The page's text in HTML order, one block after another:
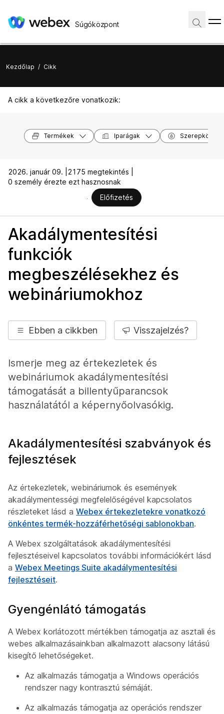
Súgóközpont
Kezdőlap / Cikk
A cikk a következőre vonatkozik:
Termékek Iparágak Szerepkörök
2026. január 09. |
2175 megtekintés |
0 személy érezte ezt hasznosnak
Előfizetés
Akadálymentesítési
funkciók
megbeszélésekhez és
webináriumokhoz
Ebben a cikkben Visszajelzés?
Ismerje meg az értekezletek és
webináriumok akadálymentesítési
támogatását a billentyűparancsok
használatától a képernyőolvasókig.
Akadálymentesítési szabványok és
fejlesztések
Az értekezletek, webináriumok és események
akadálymentességi megfelelőségével kapcsolatos
részleteket lásd a Webex értekezletekre vonatkozó
önkéntes termék-hozzáférhetőségi sablonokban.
A Webex szolgáltatások akadálymentesítési
fejlesztéseivel kapcsolatos további információkért lásd
a Webex Meetings Suite akadálymentesítési
fejlesztéseit.
Gyengénlátó támogatás
A Webex korlátozott mértékben támogatja az asztali és
webes alkalmazásainkban alkalmazott alacsony látású
kisegítő lehetőségeket.
Az alkalmazás támogatja a Windows operációs
rendszer nagy kontrasztú sémáját.
Az alkalmazás támogatja az operációs rendszer